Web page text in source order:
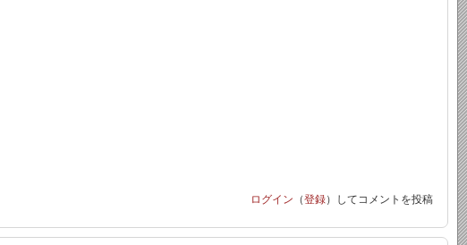
ログイン （登録）してコメントを投稿